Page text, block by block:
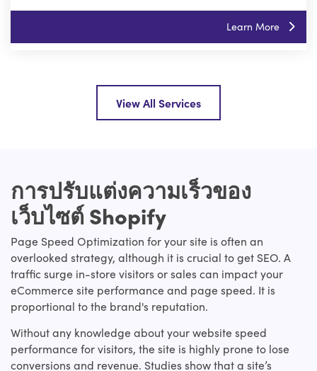
Learn More
View All Services
การปรับแต่งความเร็วของ
เว็บไซต์ Shopify
Page Speed Optimization for your site is often an
overlooked strategy, although it is crucial to get SEO. A
traffic surge in-store visitors or sales can impact your
eCommerce site performance and page speed. It is
proportional to the brand's reputation.
Without any knowledge about your website speed
performance for visitors, the site is highly prone to lose
conversions and revenue. Studies show that a site’s